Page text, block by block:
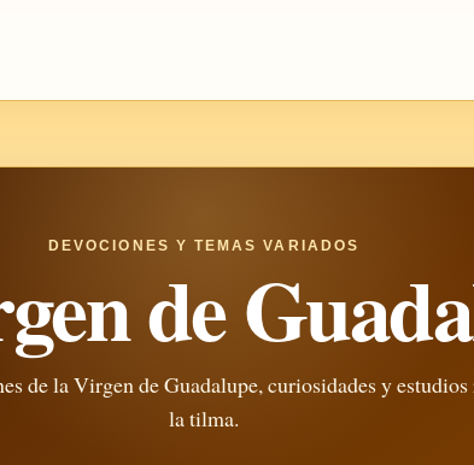
DEVOCIONES Y TEMAS VARIADOS
de
de la Virgen de Guadalupe, curiosidades y
la tilma.